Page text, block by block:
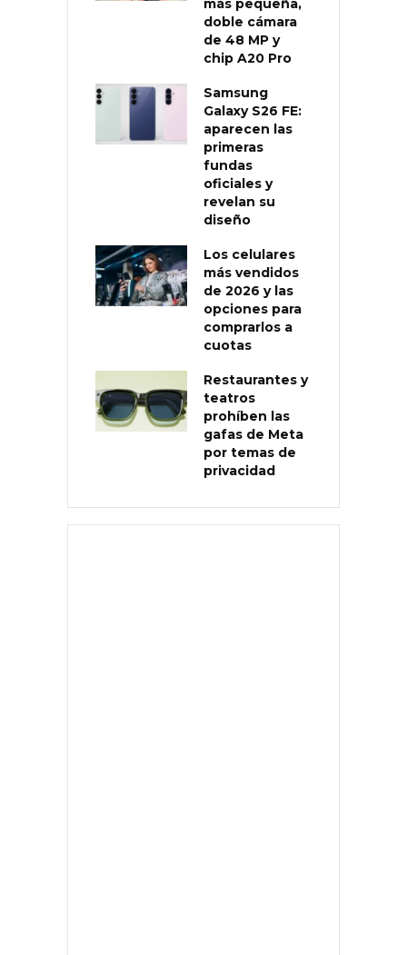
más pequeña,
doble cámara
de 48 MP y
chip A20 Pro
Samsung
Galaxy S26 FE:
aparecen las
primeras
fundas
oficiales y
revelan su
diseño
Los celulares
más vendidos
de 2026 y las
opciones para
comprarlos a
cuotas
Restaurantes y
teatros
prohíben las
gafas de Meta
por temas de
privacidad